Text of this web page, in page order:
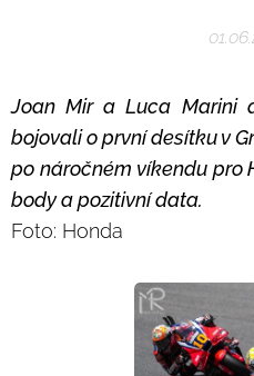
Joan Mir a Luca Marini
bojovali o první desítku v
po náročném víkendu pro
body a pozitivní data.
Foto: Honda